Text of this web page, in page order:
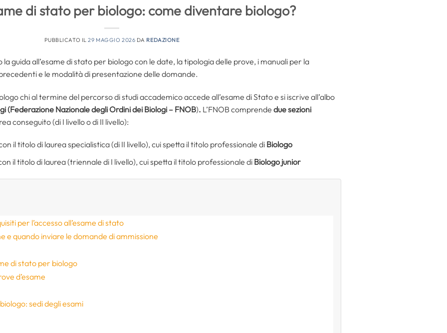
di stato per biologo: come diventare biologo?
PUBBLICATO IL29 MAGGIO 2026 DA REDAZIONE
guida all’esame di stato per biologo con le date, la tipologia delle prove, i manuali per la
e le modalità di presentazione delle domande.
chi al termine del percorso di studi accademico accede all’esame di Stato e si iscrive all’albo
(Federazione Nazionale degli Ordini dei Biologi – FNOB). L’FNOB comprende due sezioni
conseguito (di I livello o di II livello):
il titolo di laurea specialistica (di II livello), cui spetta il titolo professionale di Biologo
il titolo di laurea (triennale di I livello), cui spetta il titolo professionale di Biologo junior
per l’accesso all’esame di stato
e quando inviare le domande di ammissione
di stato per biologo
d’esame
sedi degli esami